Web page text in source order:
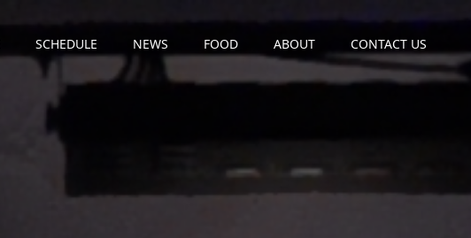
SCHEDULE NEWS FOOD ABOUT CONTACT US